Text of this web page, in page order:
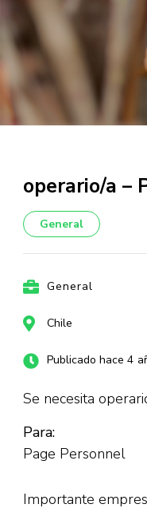
operario/a –
General
General
Chile
Publicado hace 4
Se necesita
Para:
Page Personnel
Importante